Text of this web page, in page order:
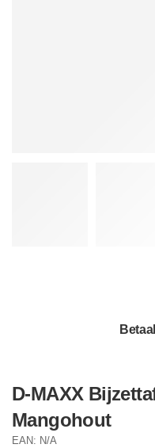
D-MAXX
Mangohout
EAN: N/A